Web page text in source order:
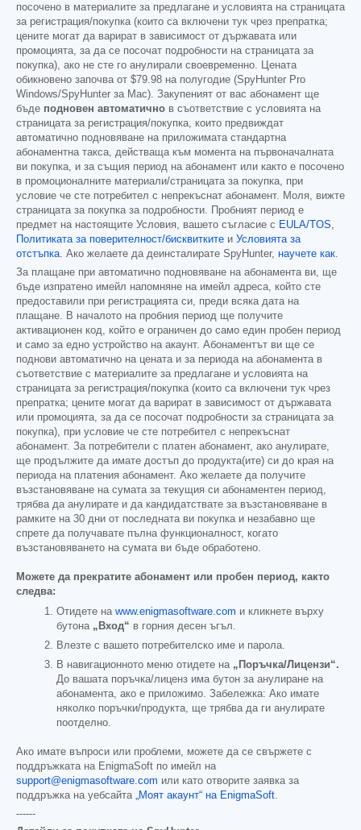
посочено в материалите за предлагане и условията на страницата
за регистрация/покупка (които са включени тук чрез препратка;
цените могат да варират в зависимост от държавата или
промоцията, за да се посочат подробности на страницата за
покупка), ако не сте го анулирали своевременно. Цената
обикновено започва от $79.98 на полугодие (SpyHunter Pro
Windows/SpyHunter за Mac). Закупеният от вас абонамент ще
бъде подновен автоматично в съответствие с условията на
страницата за регистрация/покупка, които предвиждат
автоматично подновяване на приложимата стандартна
абонаментна такса, действаща към момента на първоначалната
ви покупка, и за същия период на абонамент или както е посочено
в промоционалните материали/страницата за покупка, при
условие че сте потребител с непрекъснат абонамент. Моля, вижте
страницата за покупка за подробности. Пробният период е
предмет на настоящите Условия, вашето съгласие с EULA/TOS,
Политиката за поверителност/бисквитките и Условията за
отстъпка. Ако желаете да деинсталирате SpyHunter, научете как.
За плащане при автоматично подновяване на абонамента ви, ще
бъде изпратено имейл напомняне на имейл адреса, който сте
предоставили при регистрацията си, преди всяка дата на
плащане. В началото на пробния период ще получите
активационен код, който е ограничен до само един пробен период
и само за едно устройство на акаунт. Абонаментът ви ще се
поднови автоматично на цената и за периода на абонамента в
съответствие с материалите за предлагане и условията на
страницата за регистрация/покупка (които са включени тук чрез
препратка; цените могат да варират в зависимост от държавата
или промоцията, за да се посочат подробности за страницата за
покупка), при условие че сте потребител с непрекъснат
абонамент. За потребители с платен абонамент, ако анулирате,
ще продължите да имате достъп до продукта(ите) си до края на
периода на платения абонамент. Ако желаете да получите
възстановяване на сумата за текущия си абонаментен период,
трябва да анулирате и да кандидатствате за възстановяване в
рамките на 30 дни от последната ви покупка и незабавно ще
спрете да получавате пълна функционалност, когато
възстановяването на сумата ви бъде обработено.
Можете да прекратите абонамент или пробен период, както
следва:
Отидете на www.enigmasoftware.com и кликнете върху
бутона „Вход“ в горния десен ъгъл.
Влезте с вашето потребителско име и парола.
В навигационното меню отидете на „Поръчка/Лицензи“.
До вашата поръчка/лиценз има бутон за анулиране на
абонамента, ако е приложимо. Забележка: Ако имате
няколко поръчки/продукта, ще трябва да ги анулирате
поотделно.
Ако имате въпроси или проблеми, можете да се свържете с
поддръжката на EnigmaSoft по имейл на
support@enigmasoftware.com или като отворите заявка за
поддръжка на уебсайта „Моят акаунт“ на EnigmaSoft.
------